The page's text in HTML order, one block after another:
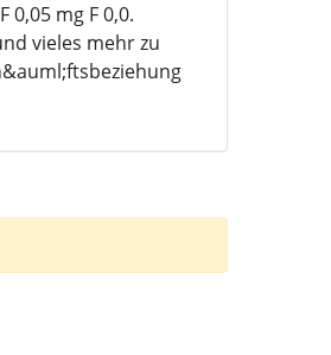
mg F 0,0.
vieles mehr zu